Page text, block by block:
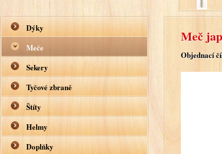
Dýky
Meče
Sekery
Tyčové zbraně
Štíty
Helmy
Doplňky
Meč
Objednací